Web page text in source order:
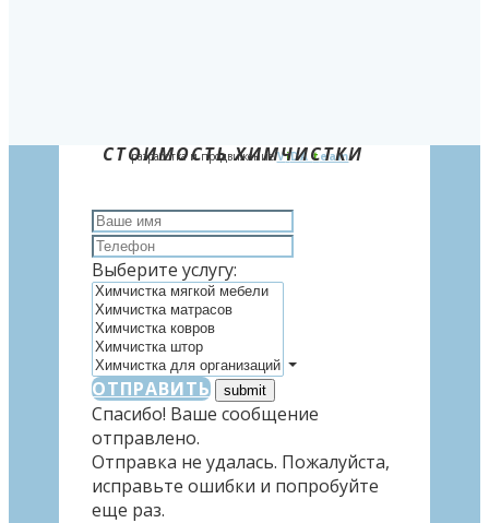
разработка и продвижениеViDAteam
СТОИМОСТЬ ХИМЧИСТКИ
Выберите услугу:
ОТПРАВИТЬ
Спасибо! Ваше сообщение
отправлено.
Отправка не удалась. Пожалуйста,
исправьте ошибки и попробуйте
еще раз.